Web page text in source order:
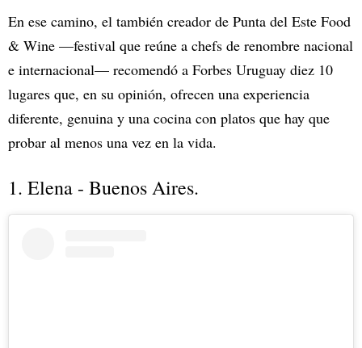
En ese camino, el también creador de Punta del Este Food
& Wine —festival que reúne a chefs de renombre nacional
e internacional— recomendó a Forbes Uruguay diez 10
lugares que, en su opinión, ofrecen una experiencia
diferente, genuina y una cocina con platos que hay que
probar al menos una vez en la vida.
1. Elena - Buenos Aires.